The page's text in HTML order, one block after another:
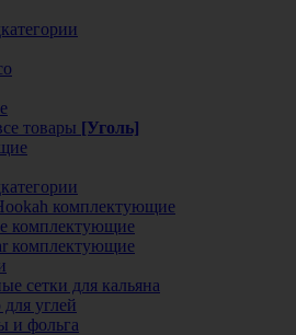
товары [Уголь]
комплектующие
комплектующие
комплектующие
сетки для кальяна
углей
и фольга